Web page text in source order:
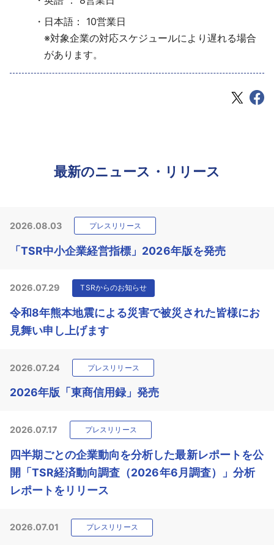
日本語： 10営業日
※対象企業の対応スケジュールにより遅れる場合
があります。
最新のニュース・リリース
2026.08.03 プレスリリース
「TSR中小企業経営指標」2026年版を発売
2026.07.29 TSRからのお知らせ
令和8年熊本地震による災害で被災された皆様にお
見舞い申し上げます
2026.07.24 プレスリリース
2026年版「東商信用録」発売
2026.07.17 プレスリリース
四半期ごとの企業動向を分析した最新レポートを公
開「TSR経済動向調査（2026年6月調査）」分析
レポートをリリース
2026.07.01 プレスリリース